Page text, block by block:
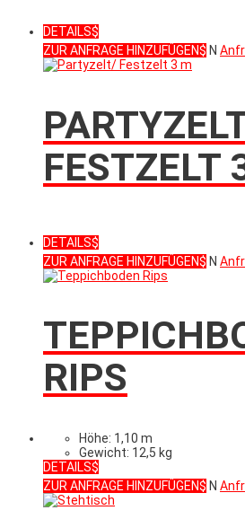
DETAILS
ZUR ANFRAGE HINZUFÜGEN
N
FESTZELT
DETAILS
ZUR ANFRAGE HINZUFÜGEN
N
RIPS
Höhe: 1,10 m
Gewicht: 12,5 kg
DETAILS
ZUR ANFRAGE HINZUFÜGEN
N